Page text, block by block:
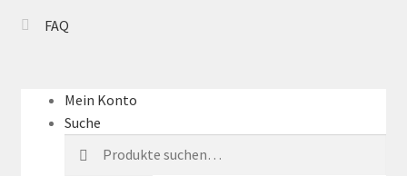
Liebesromane
FAQ
Mein Konto
Suche